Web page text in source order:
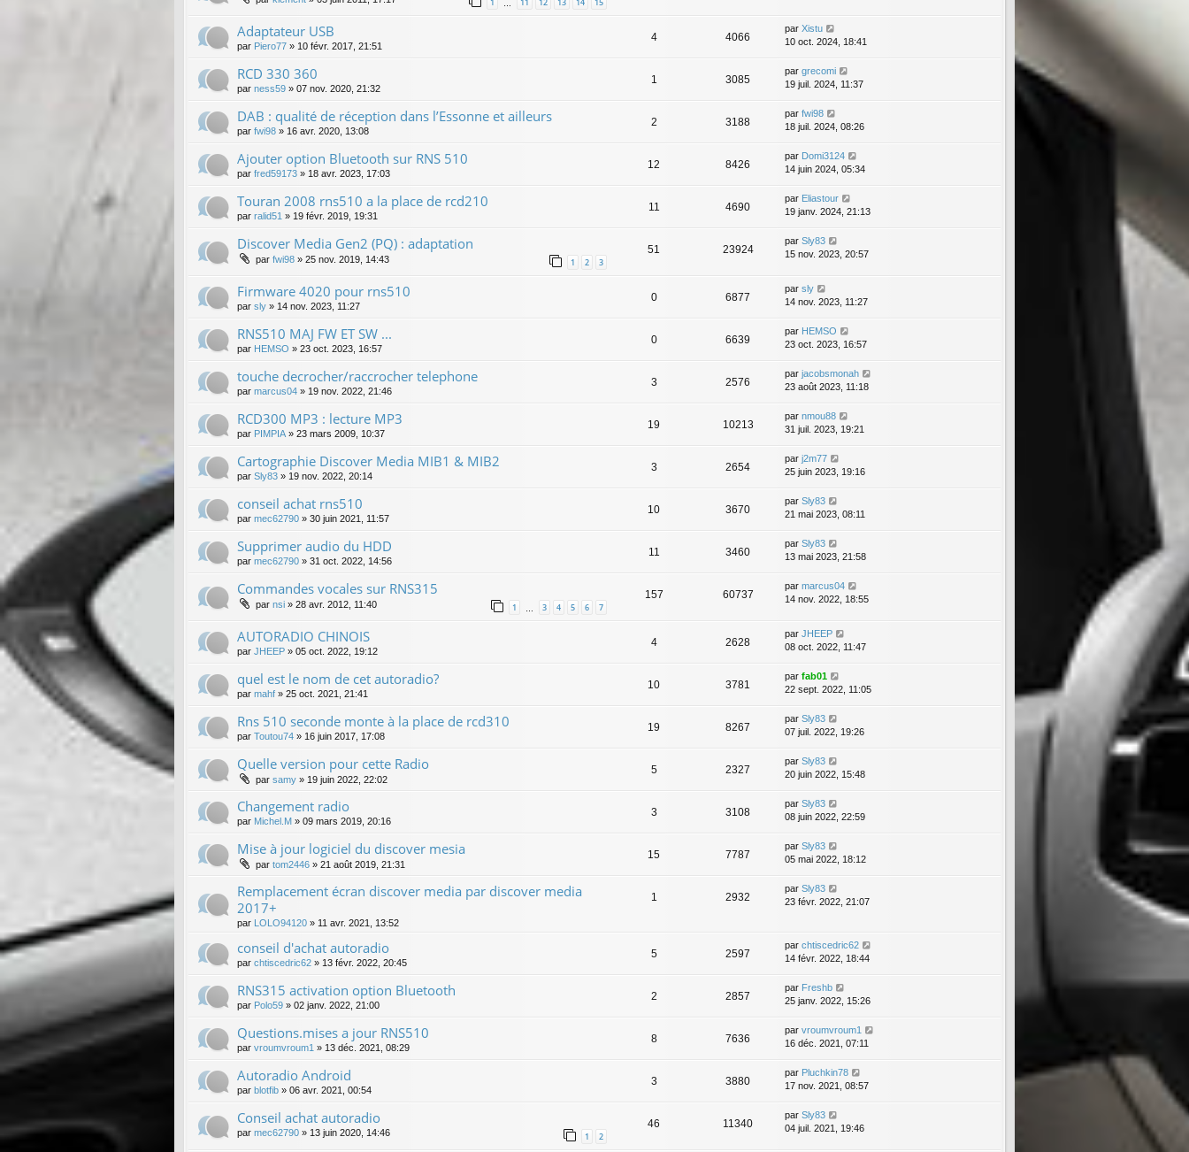
Adaptateur USB
par Piero77 » 10 févr. 2017, 21:51
4 4066
par Xistu
10 oct. 2024, 18:41
RCD 330 360
par ness59 » 07 nov. 2020, 21:32
1 3085
par grecomi
19 juil. 2024, 11:37
DAB : qualité de réception dans l’Essonne et ailleurs
par fwi98 » 16 avr. 2020, 13:08
2 3188
par fwi98
18 juil. 2024, 08:26
Ajouter option Bluetooth sur RNS 510
par fred59173 » 18 avr. 2023, 17:03
12 8426
par Domi3124
14 juin 2024, 05:34
Touran 2008 rns510 a la place de rcd210
par ralid51 » 19 févr. 2019, 19:31
11 4690
par Eliastour
19 janv. 2024, 21:13
Discover Media Gen2 (PQ) : adaptation
par fwi98 » 25 nov. 2019, 14:43 1 2 3
51 23924
par Sly83
15 nov. 2023, 20:57
Firmware 4020 pour rns510
par sly » 14 nov. 2023, 11:27
0 6877
par sly
14 nov. 2023, 11:27
RNS510 MAJ FW ET SW ...
par HEMSO » 23 oct. 2023, 16:57
0 6639
par HEMSO
23 oct. 2023, 16:57
touche decrocher/raccrocher telephone
par marcus04 » 19 nov. 2022, 21:46
3 2576
par jacobsmonah
23 août 2023, 11:18
RCD300 MP3 : lecture MP3
par PIMPIA » 23 mars 2009, 10:37
19 10213
par nmou88
31 juil. 2023, 19:21
Cartographie Discover Media MIB1 & MIB2
par Sly83 » 19 nov. 2022, 20:14
3 2654
par j2m77
25 juin 2023, 19:16
conseil achat rns510
par mec62790 » 30 juin 2021, 11:57
10 3670
par Sly83
21 mai 2023, 08:11
Supprimer audio du HDD
par mec62790 » 31 oct. 2022, 14:56
11 3460
par Sly83
13 mai 2023, 21:58
Commandes vocales sur RNS315
par nsi » 28 avr. 2012, 11:40 1 3 4 5 6 7
157 60737
par marcus04
14 nov. 2022, 18:55
AUTORADIO CHINOIS
par JHEEP » 05 oct. 2022, 19:12
4 2628
par JHEEP
08 oct. 2022, 11:47
quel est le nom de cet autoradio?
par mahf » 25 oct. 2021, 21:41
10 3781
par fab01
22 sept. 2022, 11:05
Rns 510 seconde monte à la place de rcd310
par Toutou74 » 16 juin 2017, 17:08
19 8267
par Sly83
07 juil. 2022, 19:26
Quelle version pour cette Radio
par samy » 19 juin 2022, 22:02
5 2327
par Sly83
20 juin 2022, 15:48
Changement radio
par Michel.M » 09 mars 2019, 20:16
3 3108
par Sly83
08 juin 2022, 22:59
Mise à jour logiciel du discover mesia
par tom2446 » 21 août 2019, 21:31
15 7787
par Sly83
05 mai 2022, 18:12
Remplacement écran discover media par discover media
2017+
par LOLO94120 » 11 avr. 2021, 13:52
1 2932
par Sly83
23 févr. 2022, 21:07
conseil d'achat autoradio
par chtiscedric62 » 13 févr. 2022, 20:45
5 2597
par chtiscedric62
14 févr. 2022, 18:44
RNS315 activation option Bluetooth
par Polo59 » 02 janv. 2022, 21:00
2 2857
par Freshb
25 janv. 2022, 15:26
Questions.mises a jour RNS510
par vroumvroum1 » 13 déc. 2021, 08:29
8 7636
par vroumvroum1
16 déc. 2021, 07:11
Autoradio Android
par blotfib » 06 avr. 2021, 00:54
3 3880
par Pluchkin78
17 nov. 2021, 08:57
Conseil achat autoradio
par mec62790 » 13 juin 2020, 14:46 1 2
46 11340
par Sly83
04 juil. 2021, 19:46